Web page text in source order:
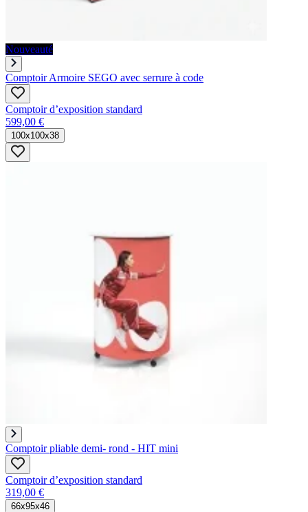
Nouveauté
Comptoir Armoire SEGO avec serrure à code
Comptoir d’exposition standard
599,00 €
100x100x38
Comptoir pliable demi- rond - HIT mini
Comptoir d’exposition standard
319,00 €
66x95x46